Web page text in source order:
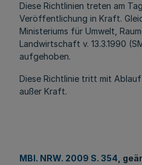
Diese Richtlinien treten am
Veröffentlichung in Kraft.
Ministeriums für Umwelt,
Landwirtschaft v. 13.3.1990
aufgehoben.
Diese Richtlinie tritt mit Ablauf
außer Kraft.
MBl. NRW. 2009 S. 354 ,